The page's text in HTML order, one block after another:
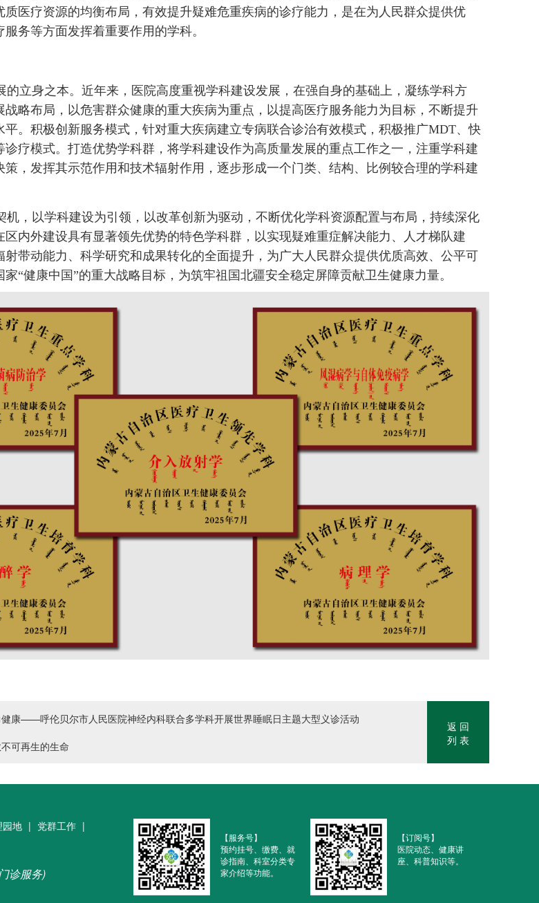
质医疗资源的均衡布局，有效提升疑难危重疾病的诊疗能力，是在为人民群众提供优
务等方面发挥着重要作用的学科。
立身之本。近年来，医院高度重视学科建设发展，在强自身的基础上，凝练学科方
战略布局，以危害群众健康的重大疾病为重点，以提高医疗服务能力为目标，不断提升
平。积极创新服务模式，针对重大疾病建立专病联合诊治有效模式，积极推广MDT、快
诊疗模式。打造优势学科群，将学科建设作为高质量发展的重点工作之一，注重学科建
策，发挥其示范作用和技术辐射作用，逐步形成一个门类、结构、比例较合理的学科建
，以学科建设为引领，以改革创新为驱动，不断优化学科资源配置与布局，持续深化
区内外建设具有显著领先优势的特色学科群，以实现疑难重症解决能力、人才梯队建
射带动能力、科学研究和成果转化的全面提升，为广大人民群众提供优质高效、公平可
“健康中国”的重大战略目标，为筑牢祖国北疆安全稳定屏障贡献卫生健康力量。
健康——呼伦贝尔市人民医院神经内科联合多学科开展世界睡眠日主题大型义诊活动
可再生的生命
返 回
列 表
园地 | 党群工作 |
诊服务)
【服务号】
预约挂号、缴费、就
诊指南、科室分类专
家介绍等功能。
【订阅号】
医院动态、健康讲
座、科普知识等。